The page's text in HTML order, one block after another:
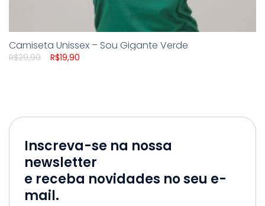
Camiseta Unissex – Sou Gigante Verde
R$29,90
Original
R$19,90
Inscreva-se na nossa
newsletter
e receba novidades no seu e-
mail.